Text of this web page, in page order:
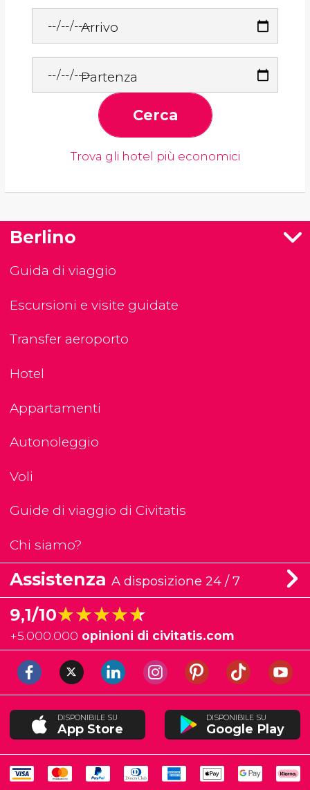
Arrivo
Partenza
Cerca
Trova gli hotel più economici
Berlino
Guida di viaggio
Escursioni e visite guidate
Transfer aeroporto
Hotel
Appartamenti
Autonoleggio
Voli
Guide di viaggio di Civitatis
Chi siamo?
Assistenza A disposizione 24 / 7
9,1/10★★★★★
★★★★★
+5.000.000 opinioni di civitatis.com
DISPONIBILE SU
App Store
DISPONIBILE SU
Google Play